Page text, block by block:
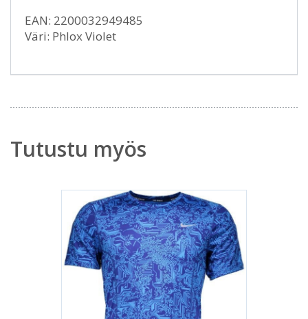
EAN: 2200032949485
Väri: Phlox Violet
Tutustu myös